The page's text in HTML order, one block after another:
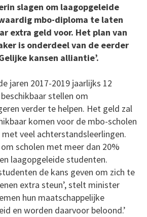
slagen om laagopgeleide
mbo-diploma te laten
extra geld voor. Het plan van
is onderdeel van de eerder
kansen alliantie’.
jaren 2017-2019 jaarlijks 12
stellen om
verder te helpen. Het geld zal
komen voor de mbo-scholen
veel achterstandsleerlingen.
scholen met meer dan 20%
laagopgeleide studenten.
de kans geven om zich te
extra steun’, stelt minister
hun maatschappelijke
en worden daarvoor beloond.’